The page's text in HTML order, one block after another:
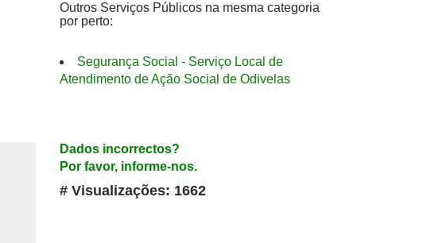
Outros Serviços Públicos na mesma categoria
por perto:
Segurança Social - Serviço Local de
Atendimento de Ação Social de Odivelas
Dados incorrectos?
Por favor, informe-nos.
# Visualizações: 1662